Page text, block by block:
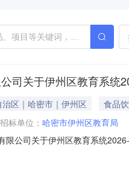
司关于伊州区教育系
区｜哈密市｜伊州区
食品
招标单位： 哈密市伊州区教育局
限公司关于伊州区教育系统
2026-049项目名称：伊州区